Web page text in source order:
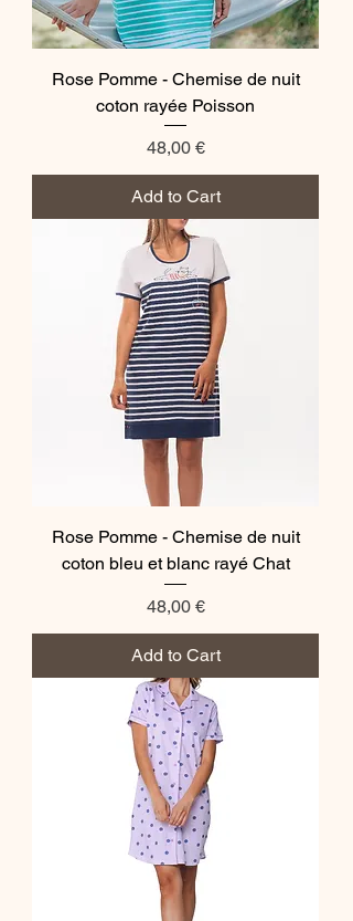
Rose Pomme - Chemise de nuit
coton rayée Poisson
Price
48,00 €
Add to Cart
Rose Pomme - Chemise de nuit
coton bleu et blanc rayé Chat
Price
48,00 €
Add to Cart